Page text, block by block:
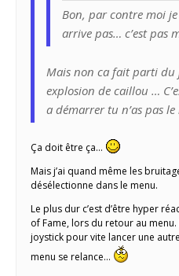
Bon, par contre moi je
arrive pas… c’est pas
Mais non ca fait parti
explosion de caillou …
a démarrer tu n’as pas
Ça doit être ça…
Mais j’ai quand même les
désélectionne dans le menu.
Le plus dur c’est d’être hyper
of Fame, lors du retour au
joystick pour vite lancer une
menu se relance…